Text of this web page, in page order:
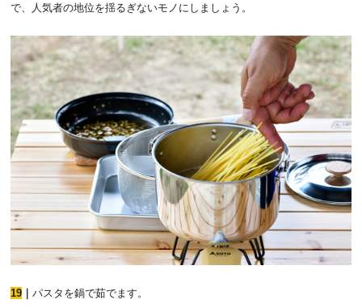
で、人気者の地位を揺るぎないモノにしましょう。
19 ｜パスタを鍋で茹でます。